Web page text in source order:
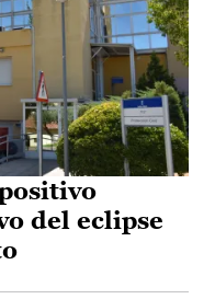
del eclipse